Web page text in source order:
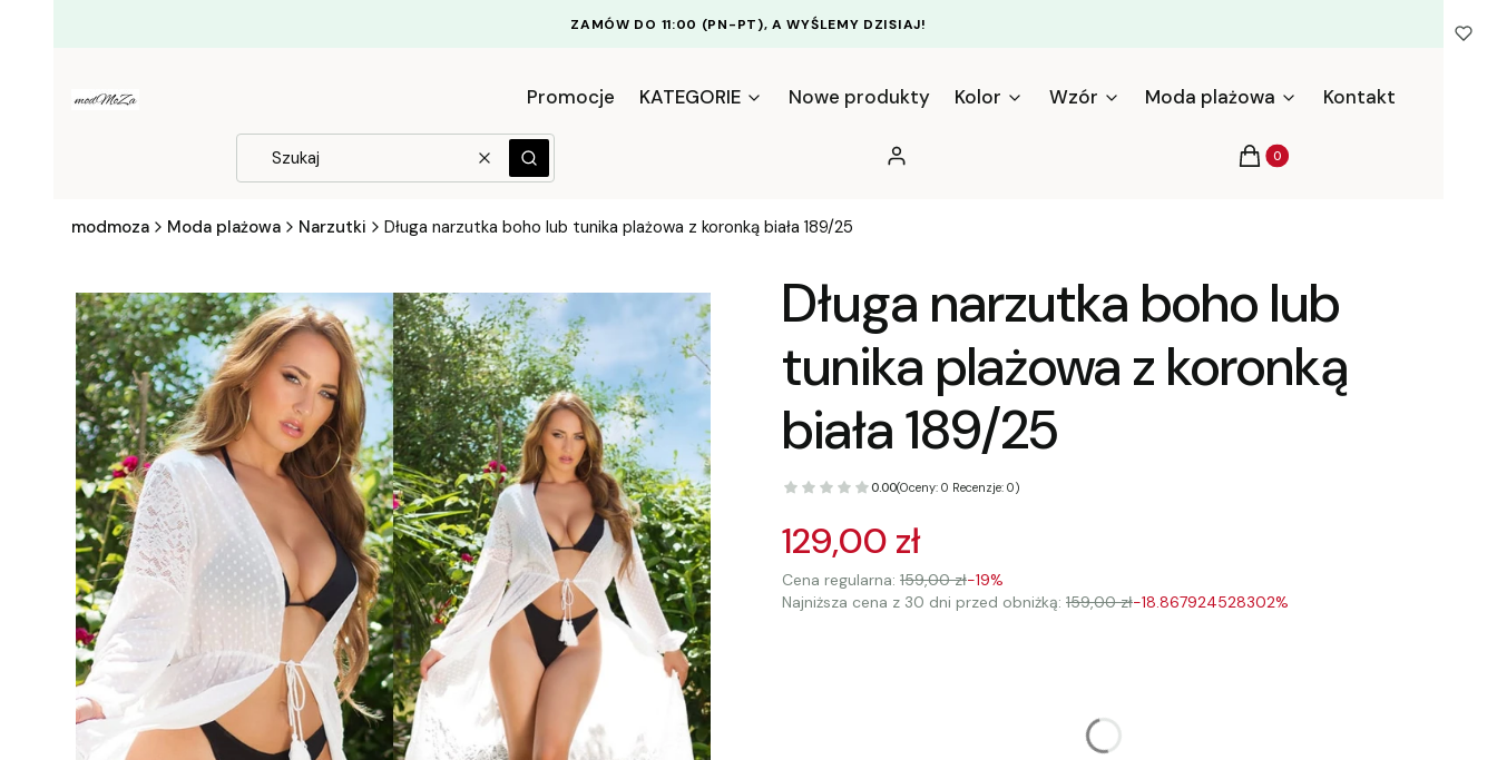
ZAMÓW DO 11:00 (PN-PT), A WYŚLEMY DZISIAJ!
Promocje KATEGORIE Nowe produkty Kolor Wzór Moda plażowa Kontakt
WyczyśćSzukaj
Zaloguj się Produkty w koszyku: 0. Zobacz
Koszyk
modmoza Moda plażowa Narzutki Długa narzutka boho lub tunika plażowa z koronką biała 189/25
Długa narzutka boho lub
tunika plażowa z koronką
biała 189/25
0.00(Oceny: 0 Recenzje: 0)
129,00 zł
Cena regularna: 159,00 zł-19%
Najniższa cena z 30 dni przed obniżką: 159,00 zł-18.867924528302%